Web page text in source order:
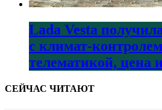
Lada Vesta
с климат-
телематикой, цена
СЕЙЧАС ЧИТАЮТ